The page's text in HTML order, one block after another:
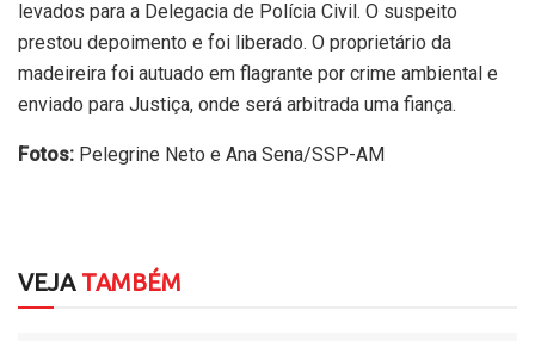
levados para a Delegacia de Polícia Civil. O suspeito
prestou depoimento e foi liberado. O proprietário da
madeireira foi autuado em flagrante por crime ambiental e
enviado para Justiça, onde será arbitrada uma fiança.
Fotos: Pelegrine Neto e Ana Sena/SSP-AM
VEJATAMBÉM